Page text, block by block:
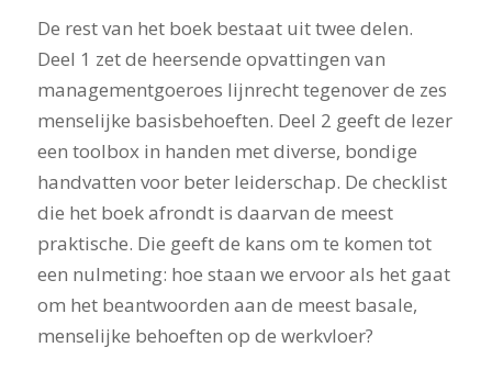
De rest van het boek bestaat uit twee delen.
Deel 1 zet de heersende opvattingen van
managementgoeroes lijnrecht tegenover de zes
menselijke basisbehoeften. Deel 2 geeft de lezer
een toolbox in handen met diverse, bondige
handvatten voor beter leiderschap. De checklist
die het boek afrondt is daarvan de meest
praktische. Die geeft de kans om te komen tot
een nulmeting: hoe staan we ervoor als het gaat
om het beantwoorden aan de meest basale,
menselijke behoeften op de werkvloer?